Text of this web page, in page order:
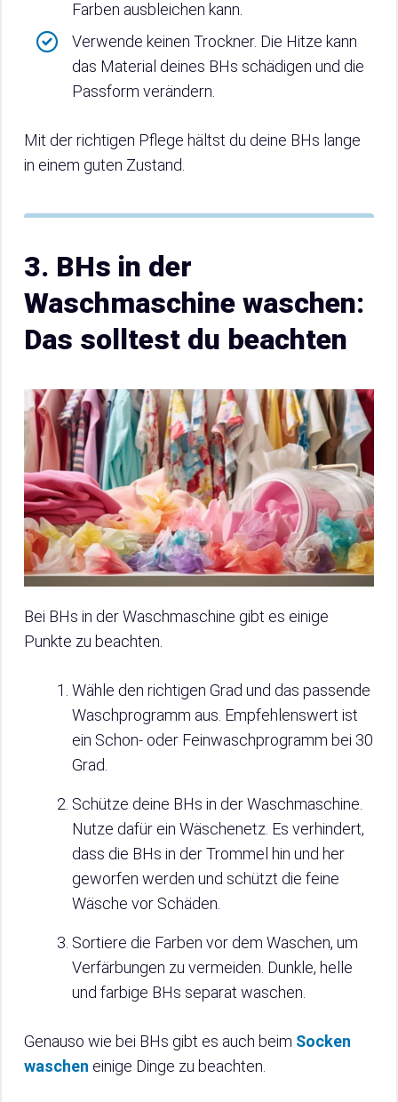
Farben ausbleichen kann.
Verwende keinen Trockner. Die Hitze kann
das Material deines BHs schädigen und die
Passform verändern.
Mit der richtigen Pflege hältst du deine BHs lange
in einem guten Zustand.
3. BHs in der
Waschmaschine waschen:
Das solltest du beachten
Bei BHs in der Waschmaschine gibt es einige
Punkte zu beachten.
Wähle den richtigen Grad und das passende
Waschprogramm aus. Empfehlenswert ist
ein Schon- oder Feinwaschprogramm bei 30
Grad.
Schütze deine BHs in der Waschmaschine.
Nutze dafür ein Wäschenetz. Es verhindert,
dass die BHs in der Trommel hin und her
geworfen werden und schützt die feine
Wäsche vor Schäden.
Sortiere die Farben vor dem Waschen, um
Verfärbungen zu vermeiden. Dunkle, helle
und farbige BHs separat waschen.
Genauso wie bei BHs gibt es auch beim Socken
waschen einige Dinge zu beachten.